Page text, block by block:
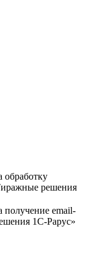
обработку
решения
получение email-
1С-Рарус»